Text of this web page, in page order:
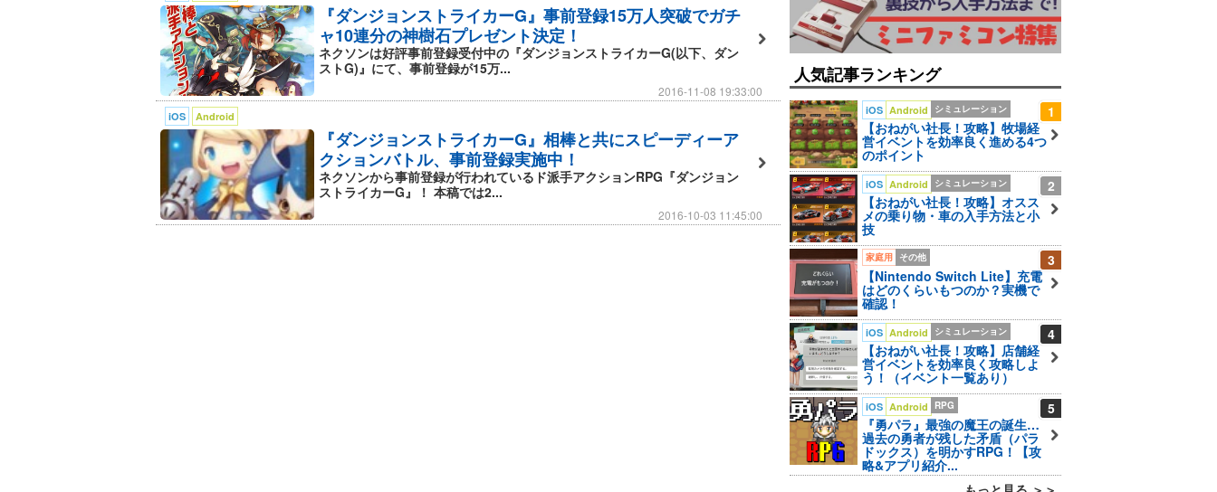
『ダンジョンストライカーG』事前登録15万人突破でガチ
ャ10連分の神樹石プレゼント決定！
ネクソンは好評事前登録受付中の『ダンジョンストライカーG(以下、ダン
ストG)』にて、事前登録が15万...
2016-11-08 19:33:00
iOS Android
『ダンジョンストライカーG』相棒と共にスピーディーア
クションバトル、事前登録実施中！
ネクソンから事前登録が行われているド派手アクションRPG『ダンジョン
ストライカーG』！ 本稿では2...
2016-10-03 11:45:00
人気記事ランキング
1
iOS Android シミュレーション
【おねがい社長！攻略】牧場経
営イベントを効率良く進める4つ
のポイント
2
iOS Android シミュレーション
【おねがい社長！攻略】オスス
メの乗り物・車の入手方法と小
技
3
家庭用 その他
【Nintendo Switch Lite】充電
はどのくらいもつのか？実機で
確認！
4
iOS Android シミュレーション
【おねがい社長！攻略】店舗経
営イベントを効率良く攻略しよ
う！（イベント一覧あり）
5
iOS Android RPG
『勇パラ』最強の魔王の誕生…
過去の勇者が残した矛盾（パラ
ドックス）を明かすRPG！【攻
略&アプリ紹介...